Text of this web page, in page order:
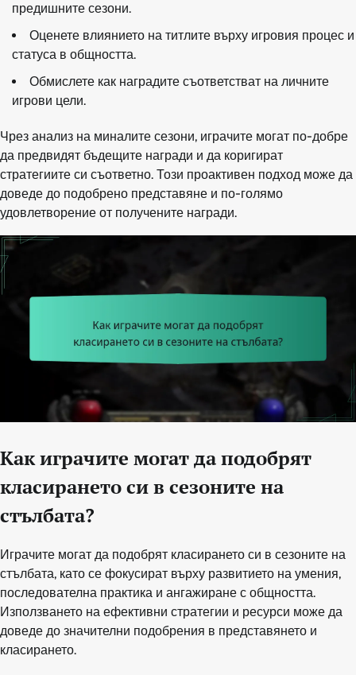
предишните сезони.
Оценете влиянието на титлите върху игровия процес и
статуса в общността.
Обмислете как наградите съответстват на личните
игрови цели.
Чрез анализ на миналите сезони, играчите могат по-добре
да предвидят бъдещите награди и да коригират
стратегиите си съответно. Този проактивен подход може да
доведе до подобрено представяне и по-голямо
удовлетворение от получените награди.
Как играчите могат да подобрят
класирането си в сезоните на
стълбата?
Играчите могат да подобрят класирането си в сезоните на
стълбата, като се фокусират върху развитието на умения,
последователна практика и ангажиране с общността.
Използването на ефективни стратегии и ресурси може да
доведе до значителни подобрения в представянето и
класирането.